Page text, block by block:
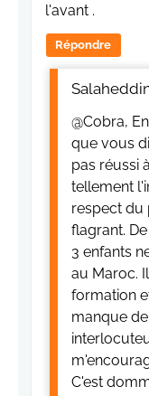
l'avant .
Répondre
@Cobra,
que vous
pas réussi
tellement
respect du
flagrant.
3 enfants
au Maroc.
formation
manque
C'est